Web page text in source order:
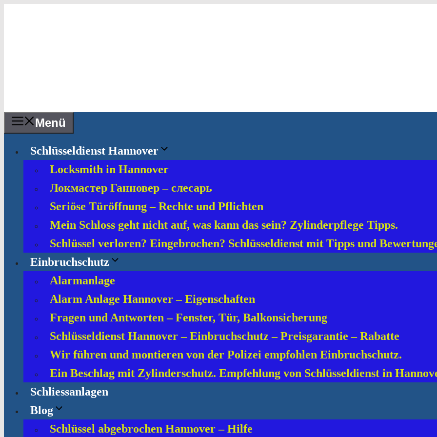
Menü
Schlüsseldienst Hannover
Locksmith in Hannover
Локмастер Ганновер – слесарь
Seriöse Türöffnung – Rechte und Pflichten
Mein Schloss geht nicht auf, was kann das sein? Zylinderpflege Tipps.
Schlüssel verloren? Eingebrochen? Schlüsseldienst mit Tipps und
Einbruchschutz
Alarmanlage
Alarm Anlage Hannover – Eigenschaften
Fragen und Antworten – Fenster, Tür, Balkonsicherung
Schlüsseldienst Hannover – Einbruchschutz – Preisgarantie – Rabatte
Wir führen und montieren von der Polizei empfohlen Einbruchschutz.
Ein Beschlag mit Zylinderschutz. Empfehlung von Schlüsseldienst in
Schliessanlagen
Blog
Schlüssel abgebrochen Hannover – Hilfe